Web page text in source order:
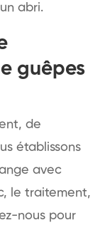
abri.
guêpes
de
établissons
avec
le traitement,
nous pour